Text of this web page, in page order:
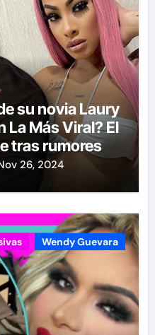
su novia Laury
La Más Viral? El
tras rumores
26, 2024
Wendy Guevara